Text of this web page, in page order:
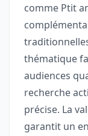
comme Ptit
thématique
audiences
recherche
précise. La
garantit un